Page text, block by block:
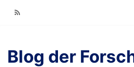
Blog der